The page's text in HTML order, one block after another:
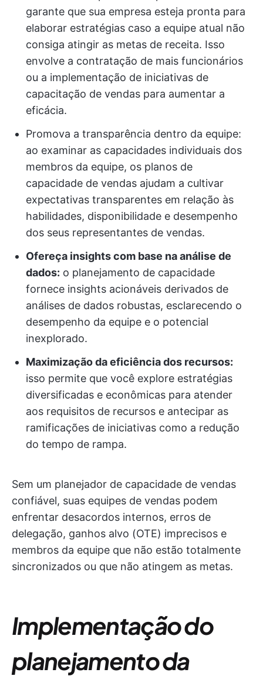
garante que sua empresa esteja pronta para
elaborar estratégias caso a equipe atual não
consiga atingir as metas de receita. Isso
envolve a contratação de mais funcionários
ou a implementação de iniciativas de
capacitação de vendas para aumentar a
eficácia.
Promova a transparência dentro da equipe:
ao examinar as capacidades individuais dos
membros da equipe, os planos de
capacidade de vendas ajudam a cultivar
expectativas transparentes em relação às
habilidades, disponibilidade e desempenho
dos seus representantes de vendas.
Ofereça insights com base na análise de
dados: o planejamento de capacidade
fornece insights acionáveis derivados de
análises de dados robustas, esclarecendo o
desempenho da equipe e o potencial
inexplorado.
Maximização da eficiência dos recursos:
isso permite que você explore estratégias
diversificadas e econômicas para atender
aos requisitos de recursos e antecipar as
ramificações de iniciativas como a redução
do tempo de rampa.
Sem um planejador de capacidade de vendas
confiável, suas equipes de vendas podem
enfrentar desacordos internos, erros de
delegação, ganhos alvo (OTE) imprecisos e
membros da equipe que não estão totalmente
sincronizados ou que não atingem as metas.
Implementação do
planejamento da